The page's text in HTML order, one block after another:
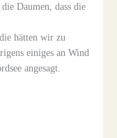
Daumen, dass die
hätten wir zu
einiges an Wind
angesagt.